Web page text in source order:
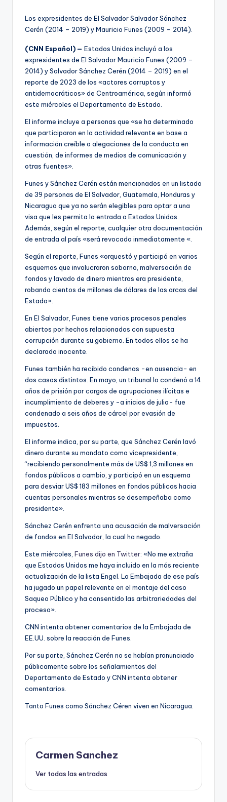
Los expresidentes de El Salvador Salvador Sánchez
Cerén (2014 – 2019) y Mauricio Funes (2009 – 2014).
(CNN Español) — Estados Unidos incluyó a los
expresidentes de El Salvador Mauricio Funes (2009 –
2014) y Salvador Sánchez Cerén (2014 – 2019) en el
reporte de 2023 de los «actores corruptos y
antidemocráticos» de Centroamérica, según informó
este miércoles el Departamento de Estado.
El informe incluye a personas que «se ha determinado
que participaron en la actividad relevante en base a
información creíble o alegaciones de la conducta en
cuestión, de informes de medios de comunicación y
otras fuentes».
Funes y Sánchez Cerén están mencionados en un listado
de 39 personas de El Salvador, Guatemala, Honduras y
Nicaragua que ya no serán elegibles para optar a una
visa que les permita la entrada a Estados Unidos.
Además, según el reporte, cualquier otra documentación
de entrada al país «será revocada inmediatamente «.
Según el reporte, Funes «orquestó y participó en varios
esquemas que involucraron soborno, malversación de
fondos y lavado de dinero mientras era presidente,
robando cientos de millones de dólares de las arcas del
Estado».
En El Salvador, Funes tiene varios procesos penales
abiertos por hechos relacionados con supuesta
corrupción durante su gobierno. En todos ellos se ha
declarado inocente.
Funes también ha recibido condenas -en ausencia- en
dos casos distintos. En mayo, un tribunal lo condenó a 14
años de prisión por cargos de agrupaciones ilícitas e
incumplimiento de deberes y -a inicios de julio- fue
condenado a seis años de cárcel por evasión de
impuestos.
El informe indica, por su parte, que Sánchez Cerén lavó
dinero durante su mandato como vicepresidente,
“recibiendo personalmente más de US$ 1,3 millones en
fondos públicos a cambio, y participó en un esquema
para desviar US$ 183 millones en fondos públicos hacia
cuentas personales mientras se desempeñaba como
presidente».
Sánchez Cerén enfrenta una acusación de malversación
de fondos en El Salvador, la cual ha negado.
Este miércoles, Funes dijo en Twitter: «No me extraña
que Estados Unidos me haya incluido en la más reciente
actualización de la lista Engel. La Embajada de ese país
ha jugado un papel relevante en el montaje del caso
Saqueo Público y ha consentido las arbitrariedades del
proceso».
CNN intenta obtener comentarios de la Embajada de
EE.UU. sobre la reacción de Funes.
Por su parte, Sánchez Cerén no se habían pronunciado
públicamente sobre los señalamientos del
Departamento de Estado y CNN intenta obtener
comentarios.
Tanto Funes como Sánchez Céren viven en Nicaragua.
Carmen Sanchez
Ver todas las entradas